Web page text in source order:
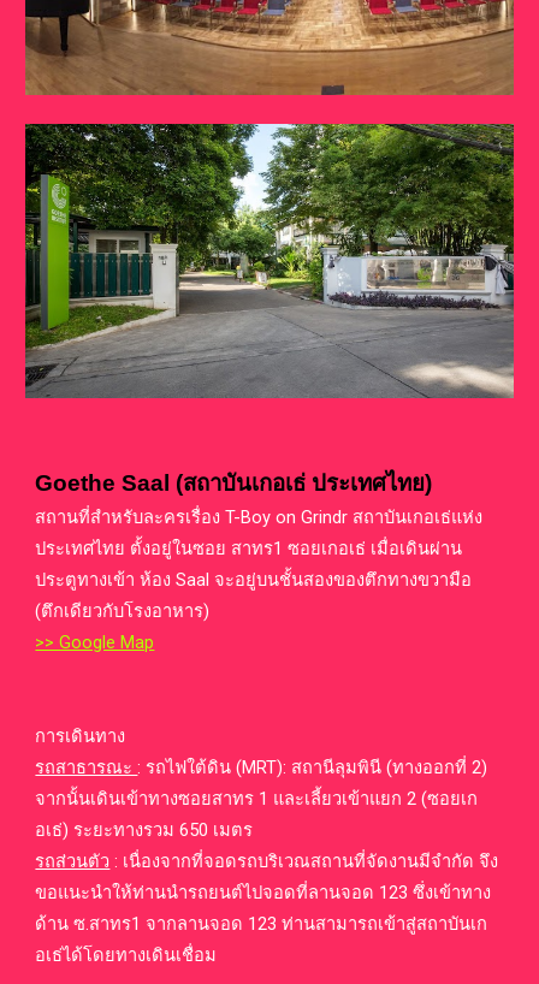
Goethe Saal (สถาบันเกอเธ่ ประเทศไทย)
สถานที่สำหรับละครเรื่องT-Boy on Grindr สถาบันเกอเธ่แห่ง
ประเทศไทย ตั้งอยู่ในซอย สาทร1ซอยเกอเธ่ เมื่อเดินผ่าน
ประตูทางเข้า ห้อง Saal จะอยู่บนชั้นสองของตึกทางขวามือ
(ตึกเดียวกับโรงอาหาร)
>> Google Map
การเดินทาง
รถสาธารณะ: รถไฟใต้ดิน (MRT): สถานีลุมพินี (ทางออกที่ 2)
จากนั้นเดินเข้าทางซอยสาทร 1 และเลี้ยวเข้าแยก 2 (ซอยเก
อเธ่) ระยะทางรวม 650 เมตร
รถส่วนตัว : เนื่องจากที่จอดรถบริเวณสถานที่จัดงานมีจำกัด จึง
ขอแนะนำให้ท่านนำรถยนต์ไปจอดที่ลานจอด 123 ซึ่งเข้าทาง
ด้าน ซ.สาทร1 จากลานจอด 123 ท่านสามารถเข้าสู่สถาบันเก
อเธ่ได้โดยทางเดินเชื่อม